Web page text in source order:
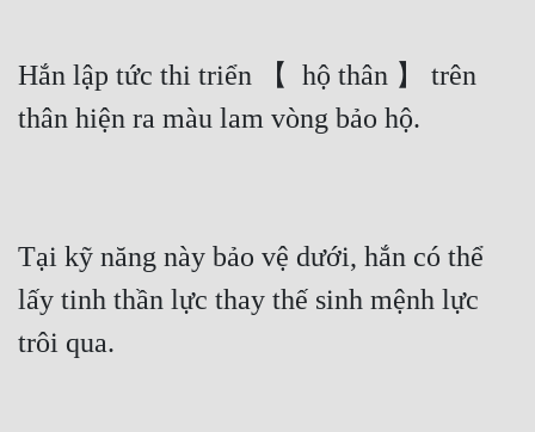
Hắn lập tức thi triển 【  hộ thân 】 trên
thân hiện ra màu lam vòng bảo hộ.
Tại kỹ năng này bảo vệ dưới, hắn có thể
lấy tinh thần lực thay thế sinh mệnh lực
trôi qua.